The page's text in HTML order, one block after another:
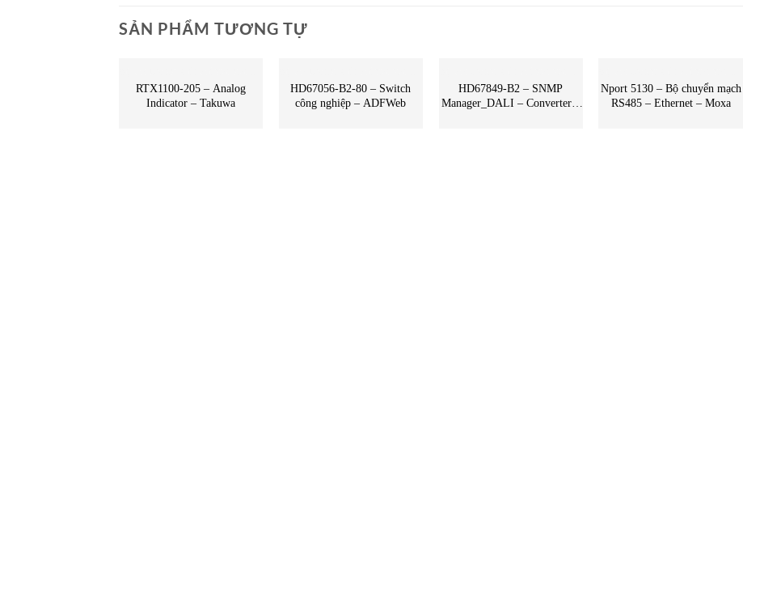
SẢN PHẨM TƯƠNG TỰ
RTX1100-205 – Analog
Indicator – Takuwa
HD67056-B2-80 – Switch
công nghiệp – ADFWeb
HD67849-B2 – SNMP
Manager_DALI – Converter –
Nport 5130 – Bộ chuyển mạch
RS485 – Ethernet – Moxa